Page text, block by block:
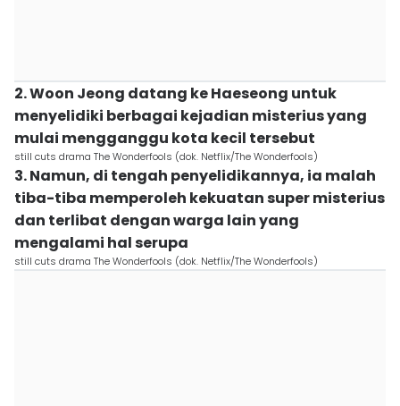
2. Woon Jeong datang ke Haeseong untuk
menyelidiki berbagai kejadian misterius yang
mulai mengganggu kota kecil tersebut
still cuts drama The Wonderfools (dok. Netflix/The Wonderfools)
3. Namun, di tengah penyelidikannya, ia malah
tiba-tiba memperoleh kekuatan super misterius
dan terlibat dengan warga lain yang
mengalami hal serupa
still cuts drama The Wonderfools (dok. Netflix/The Wonderfools)